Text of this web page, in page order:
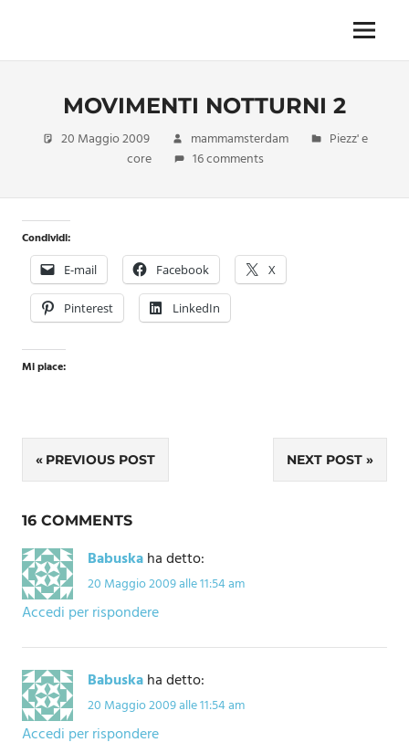
content
imprescindibile,
inevitabile
formato
monodose
nuova
confezione
migliorata
Menu
MOVIMENTI NOTTURNI 2
20 Maggio 2009 mammamsterdam
Piezz' e
core
16 comments
Condividi:
E-mail Facebook X
Pinterest LinkedIn
Mi piace:
Navigazione
articoli
PREVIOUS POST NEXT POST
16 COMMENTS
Babuskaha detto:
20 Maggio 2009 alle 11:54 am
Accedi per rispondere
Babuskaha detto:
20 Maggio 2009 alle 11:54 am
Accedi per rispondere